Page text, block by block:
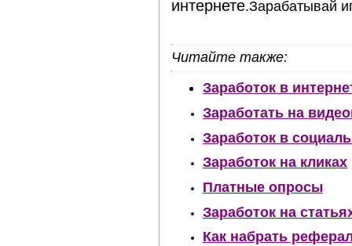
интернете.Зарабатывай
Читайте также:
Заработок в
Заработать на
Заработок в
Заработок на кликах
Платные опросы
Заработок на
Как набрать